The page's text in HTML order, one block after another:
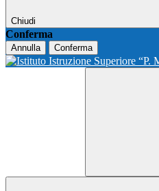
Chiudi
Conferma
Annulla Conferma